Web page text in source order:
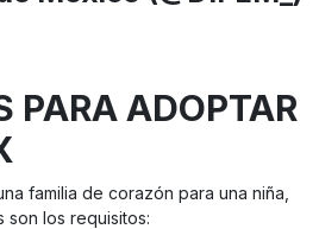
PARA ADOPTAR
familia de corazón para una niña,
son los requisitos: